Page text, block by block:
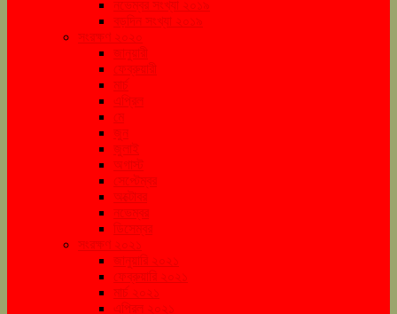
নভেম্বর সংখ্যা ২০১৯
বড়দিন সংখ্যা ২০১৯
সংরক্ষণ ২০২০
জানুয়ারী
ফেব্রুয়ারী
মার্চ
এপ্রিল
মে
জুন
জুলাই
অগাস্ট
সেপ্টেম্বর
অক্টোবর
নভেম্বর
ডিসেম্বর
সংরক্ষণ ২০২১
জানুয়ারি ২০২১
ফেব্রুয়ারি ২০২১
মার্চ ২০২১
এপ্রিল ২০২১